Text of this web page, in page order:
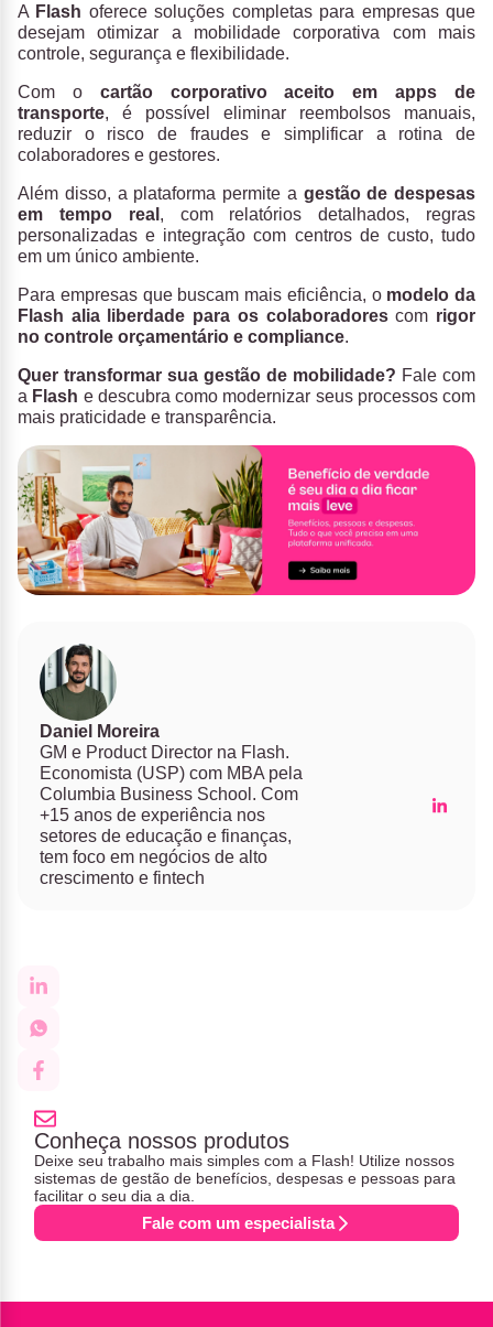
A Flash oferece soluções completas para empresas que
desejam otimizar a mobilidade corporativa com mais
controle, segurança e flexibilidade.
Com o cartão corporativo aceito em apps de
transporte, é possível eliminar reembolsos manuais,
reduzir o risco de fraudes e simplificar a rotina de
colaboradores e gestores.
Além disso, a plataforma permite a gestão de despesas
em tempo real , com relatórios detalhados, regras
personalizadas e integração com centros de custo, tudo
em um único ambiente.
Para empresas que buscam mais eficiência, omodelo da
Flash alia liberdade para os colaboradorescom rigor
no controle orçamentário e compliance.
Quer transformar sua gestão de mobilidade? Fale com
a Flash e descubra como modernizar seus processos com
mais praticidade e transparência.
Daniel Moreira
GM e Product Director na Flash.
Economista (USP) com MBA pela
Columbia Business School. Com
+15 anos de experiência nos
setores de educação e finanças,
tem foco em negócios de alto
crescimento e fintech
Conheça nossos produtos
Deixe seu trabalho mais simples com a Flash! Utilize nossos
sistemas de gestão de benefícios, despesas e pessoas para
facilitar o seu dia a dia.
Fale com um especialista